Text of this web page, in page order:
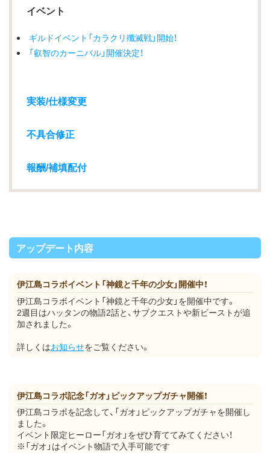
イベント
ギルドイベント「カラクリ殲滅戦」開始！
「叡智のカーニバル」開催決定！
実装/仕様変更
不具合修正
報酬/補填配付
アップデート内容
伊江島コラボイベント「神鏡と千年の少女」開催中！
伊江島コラボイベント「神鏡と千年の少女」を開催中です。
2週目はハッタンの物語2話と、サブクエストや新ビーストが追
加されました。
詳しくはお知らせをご覧ください。
伊江島コラボ記念「ガオ」ピックアップガチャ開催！
伊江島コラボを記念して、「ガオ」ピックアップガチャを開催し
ました。
イベント限定ヒーロー「ガオ」をぜひ育ててみてください！
※「ガオ」はイベント物語で入手可能です